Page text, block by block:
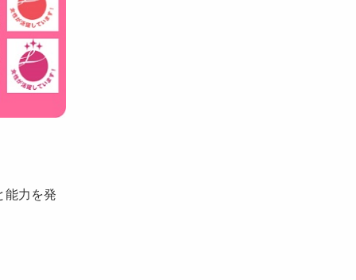
能力を発